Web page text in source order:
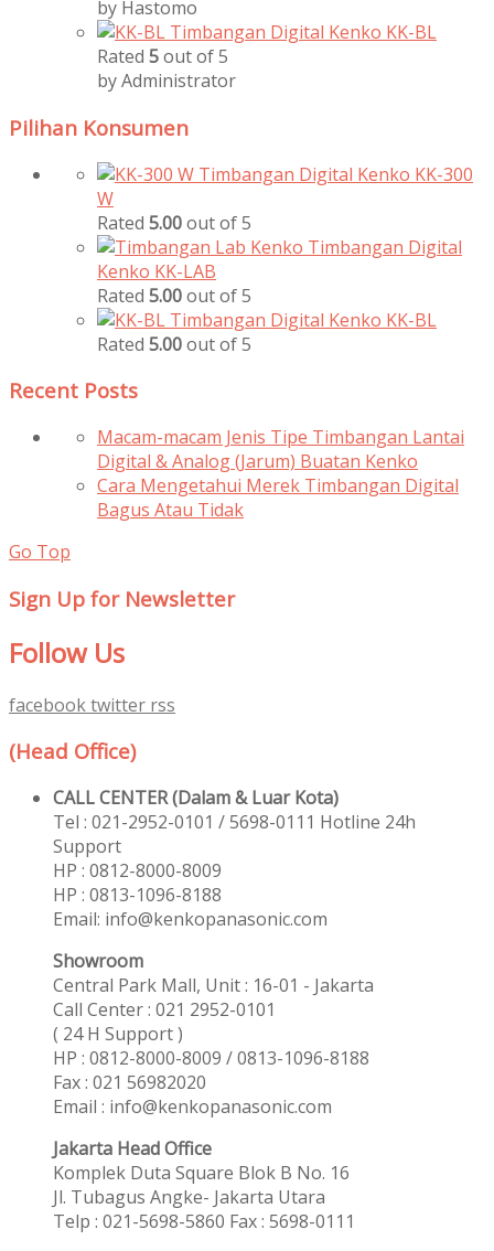
by Hastomo
Timbangan Digital Kenko KK-BL
Rated 5out of 5
by Administrator
Pilihan Konsumen
Timbangan Digital Kenko KK-300
W
Rated 5.00out of 5
Timbangan Digital
Kenko KK-LAB
Rated 5.00out of 5
Timbangan Digital Kenko KK-BL
Rated 5.00out of 5
Recent Posts
Macam-macam Jenis Tipe Timbangan Lantai
Digital & Analog (Jarum) Buatan Kenko
Cara Mengetahui Merek Timbangan Digital
Bagus Atau Tidak
Go Top
Sign Up for Newsletter
Follow Us
facebooktwitter rss
(Head Office)
CALL CENTER (Dalam & Luar Kota)
Tel : 021-2952-0101 / 5698-0111 Hotline 24h
Support
HP : 0812-8000-8009
HP : 0813-1096-8188
Email: info@kenkopanasonic.com
Showroom
Central Park Mall, Unit : 16-01 - Jakarta
Call Center : 021 2952-0101
( 24 H Support )
HP : 0812-8000-8009 / 0813-1096-8188
Fax : 021 56982020
Email : info@kenkopanasonic.com
Jakarta Head Office
Komplek Duta Square Blok B No. 16
Jl. Tubagus Angke- Jakarta Utara
Telp : 021-5698-5860 Fax : 5698-0111